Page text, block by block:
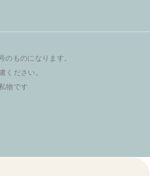
のものになります。
ください。
物です